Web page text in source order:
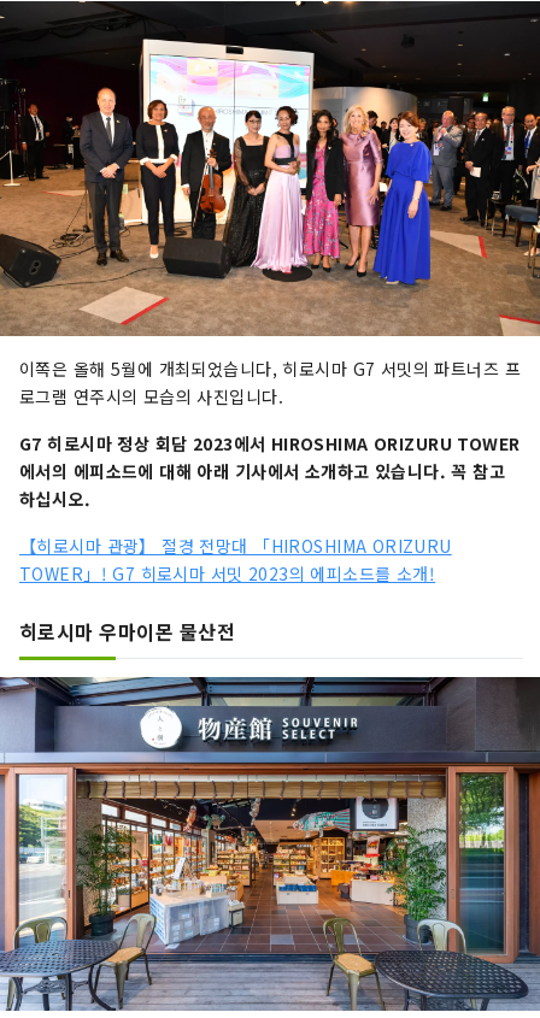
이쪽은 올해 5월에 개최되었습니다, 히로시마 G7 서밋의 파트너즈 프
로그램 연주시의 모습의 사진입니다.
G7 히로시마 정상 회담 2023에서 HIROSHIMA ORIZURU TOWER
에서의 에피소드에 대해 아래 기사에서 소개하고 있습니다. 꼭 참고
하십시오.
【히로시마 관광】 절경 전망대 「HIROSHIMA ORIZURU
TOWER」! G7 히로시마 서밋 2023의 에피소드를 소개!
히로시마 우마이몬 물산전